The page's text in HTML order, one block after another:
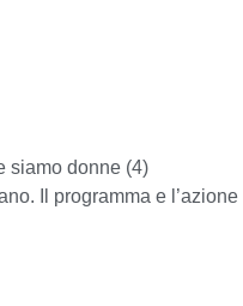
siamo donne (4)
Il programma e l’azione